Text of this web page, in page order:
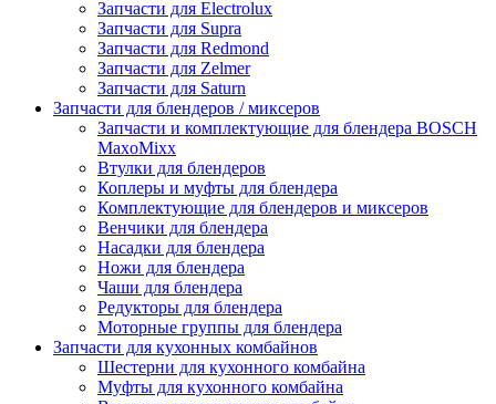
Запчасти для Electrolux
Запчасти для Supra
Запчасти для Redmond
Запчасти для Zelmer
Запчасти для Saturn
Запчасти для блендеров / миксеров
Запчасти и комплектующие для блендера BOSCH
MaxoMixx
Втулки для блендеров
Коплеры и муфты для блендера
Комплектующие для блендеров и миксеров
Венчики для блендера
Насадки для блендера
Ножи для блендера
Чаши для блендера
Редукторы для блендера
Моторные группы для блендера
Запчасти для кухонных комбайнов
Шестерни для кухонного комбайна
Муфты для кухонного комбайна